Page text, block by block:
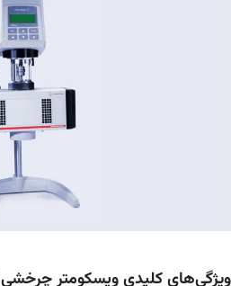
ویژگی‌های کلیدی ویسکومتر چرخشی RheolabQC